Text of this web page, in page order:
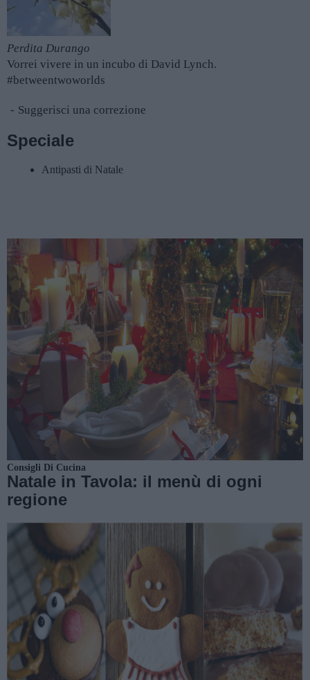
Perdita Durango
Vorrei vivere in un incubo di David Lynch.
#betweentwoworlds
Suggerisci una correzione
Speciale
Antipasti di Natale
Consigli Di Cucina
Natale in Tavola: il menù di ogni
regione